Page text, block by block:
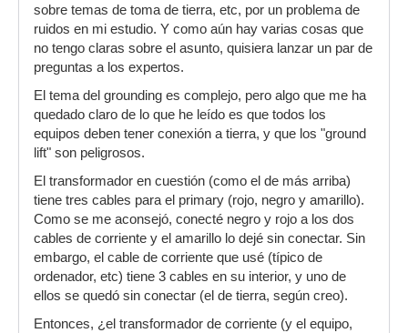
sobre temas de toma de tierra, etc, por un problema de
ruidos en mi estudio. Y como aún hay varias cosas que
no tengo claras sobre el asunto, quisiera lanzar un par de
preguntas a los expertos.
El tema del grounding es complejo, pero algo que me ha
quedado claro de lo que he leído es que todos los
equipos deben tener conexión a tierra, y que los "ground
lift" son peligrosos.
El transformador en cuestión (como el de más arriba)
tiene tres cables para el primary (rojo, negro y amarillo).
Como se me aconsejó, conecté negro y rojo a los dos
cables de corriente y el amarillo lo dejé sin conectar. Sin
embargo, el cable de corriente que usé (típico de
ordenador, etc) tiene 3 cables en su interior, y uno de
ellos se quedó sin conectar (el de tierra, según creo).
Entonces, ¿el transformador de corriente (y el equipo,